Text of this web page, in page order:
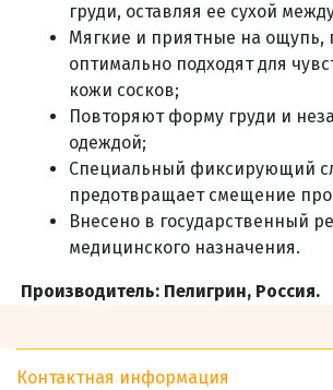
груди, оставляя ее сухой
Мягкие и приятные на ощупь,
оптимально подходят для
кожи сосков;
Повторяют форму груди и
одеждой;
Специальный фиксирующий
предотвращает смещение
Внесено в государственный
медицинского назначения.
Производитель: Пелигрин, Россия.
Контактная информация